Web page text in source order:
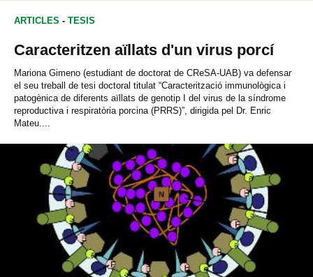
ARTICLES - TESIS
Caracteritzen aïllats d'un virus porcí
Mariona Gimeno (estudiant de doctorat de CReSA-UAB) va defensar
el seu treball de tesi doctoral titulat “Caracterització immunològica i
patogènica de diferents aïllats de genotip I del virus de la síndrome
reproductiva i respiratòria porcina (PRRS)”, dirigida pel Dr. Enric
Mateu....